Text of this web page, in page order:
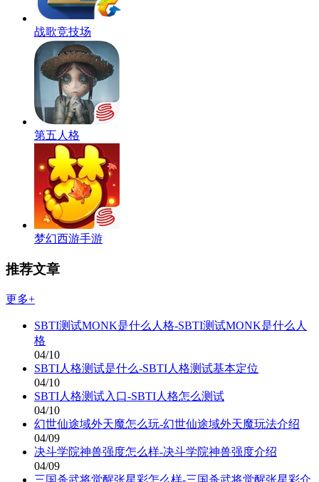
战歌竞技场
第五人格
梦幻西游手游
推荐文章
更多+
SBTI测试MONK是什么人格-SBTI测试MONK是什么人
格
04/10
SBTI人格测试是什么-SBTI人格测试基本定位
04/10
SBTI人格测试入口-SBTI人格怎么测试
04/10
幻世仙途域外天魔怎么玩-幻世仙途域外天魔玩法介绍
04/09
决斗学院神兽强度怎么样-决斗学院神兽强度介绍
04/09
三国杀武将觉醒张星彩怎么样-三国杀武将觉醒张星彩介